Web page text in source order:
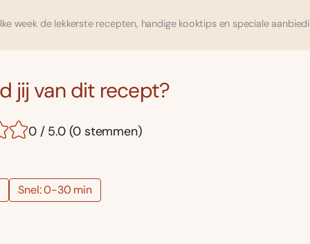
week de lekkerste recepten, handige kooktips en speciale
jij van dit recept?
0 / 5.0 (0 stemmen)
Snel: 0-30 min